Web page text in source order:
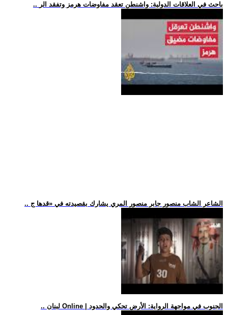
.. باحث في العلاقات الدولية: واشنطن تعقد مفاوضات هرمز وتفقد الر
.. الشاعر الشاب منصور جابر منصور المري يشارك بقصيدته في «قدها ج
.. لبنان Online | الجنوب في مواجهة الرواية: الأرض تحكي والحدود